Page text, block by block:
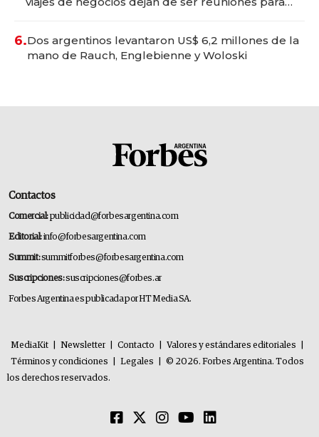
6.Dos argentinos levantaron US$ 6,2 millones de la
mano de Rauch, Englebienne y Woloski
Contactos
Comercial:publicidad@forbesargentina.com
Editorial:info@forbesargentina.com
Summit:summitforbes@forbesargentina.com
Suscripciones:suscripciones@forbes.ar
Forbes Argentina es publicada por HT Media SA.
MediaKit Newsletter Contacto Valores y estándares editoriales
Términos y condiciones
Legales
© 2026. Forbes Argentina. Todos
los derechos reservados.